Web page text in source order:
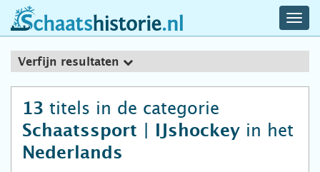
schaatshistorie.nl
Verfijn resultaten
13 titels in de categorie
Schaatssport | IJshockey in het
Nederlands